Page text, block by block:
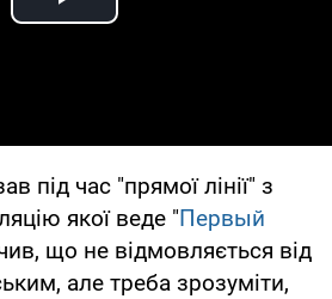
Play Video
під час "прямої лінії" з
якої веде "Первый
що не відмовляється від
але треба зрозуміти,